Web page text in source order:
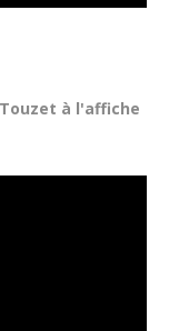
à l'affiche